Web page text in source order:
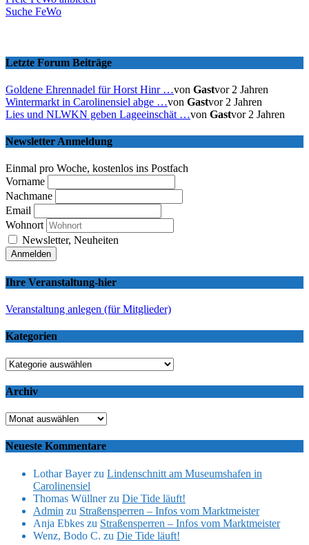
Suche FeWo
Letzte Forum Beiträge
Goldene Ehrennadel für Horst Hinr …von Gastvor 2 Jahren
Wintermarkt in Carolinensiel abge …von Gastvor 2 Jahren
Lies und NLWKN geben Lageeinschät …von Gastvor 2 Jahren
Newsletter Anmeldung
Einmal pro Woche, kostenlos ins Postfach
Vorname
Nachmane
Email
Wohnort
Newsletter, Neuheiten
Ihre Veranstaltung-hier
Veranstaltung anlegen (für Mitglieder)
Kategorien
Kategorien
Archiv
Archiv
Neueste Kommentare
Lothar Bayerzu Lindenschnitt am Museumshafen in
Carolinensiel
Thomas Wüllnerzu Die Tide läuft!
Admin zu Straßensperren – Infos vom Marktmeister
Anja Ebkes zu Straßensperren – Infos vom Marktmeister
Wenz, Bodo C. zu Die Tide läuft!